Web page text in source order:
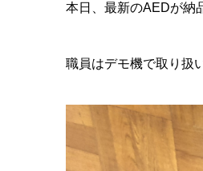
本日、最新のAEDが納
職員はデモ機で取り扱